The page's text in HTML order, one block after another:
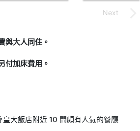
與大人同住。
付加床費用。
大飯店附近 10 間頗有人氣的餐廳